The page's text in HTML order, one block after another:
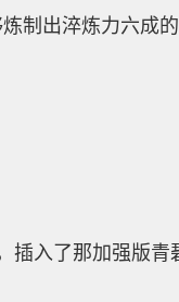
制出淬炼力六成
入了那加强版青